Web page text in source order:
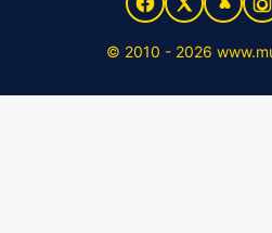
© 2010 - 2026